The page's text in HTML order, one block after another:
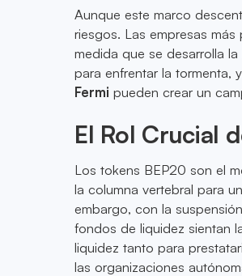
Aunque este marco
riesgos. Las empresas
medida que se desarrolla
para enfrentar la tormenta,
Fermi pueden crear un
El Rol Crucial
Los tokens BEP20 son el
la columna vertebral para
embargo, con la
fondos de liquidez sientan
liquidez tanto para
las organizaciones